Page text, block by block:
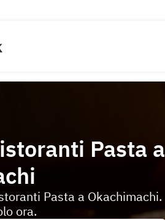
Pasta a
Pasta a Okachimachi.
ora.